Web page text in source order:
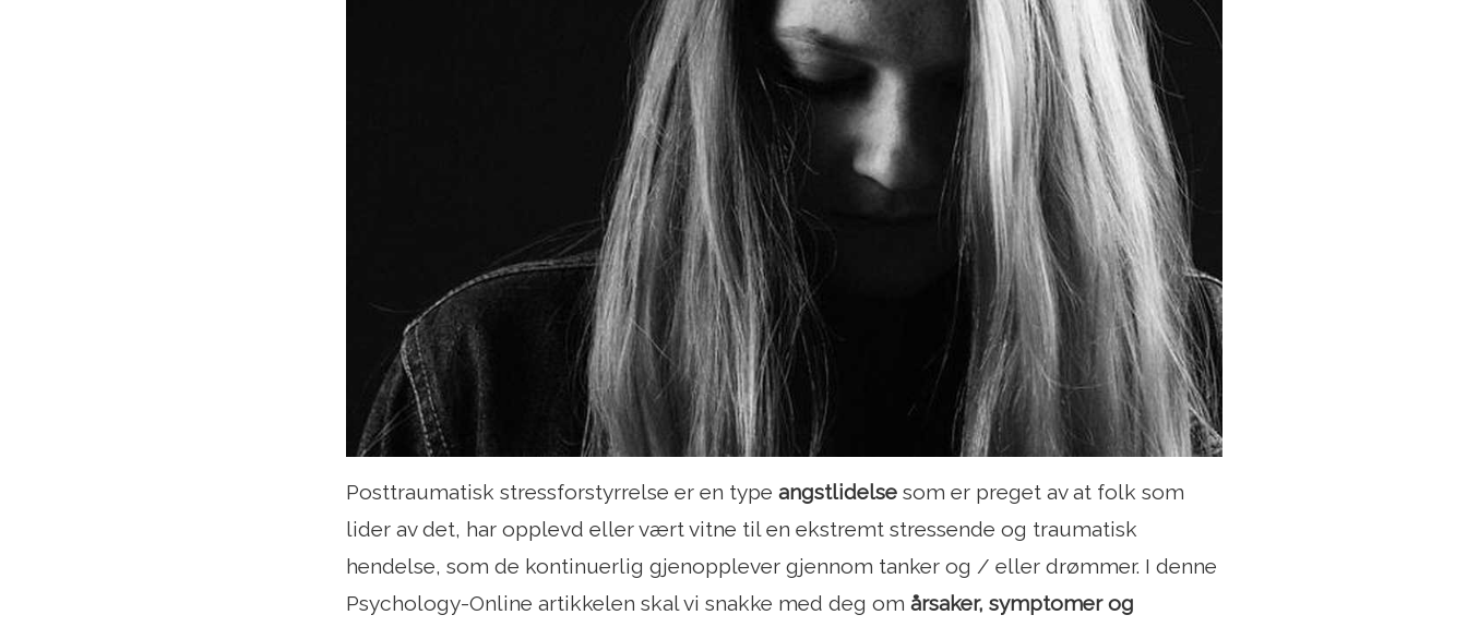
Posttraumatisk stressforstyrrelse er en type angstlidelse som er preget av at folk som
lider av det, har opplevd eller vært vitne til en ekstremt stressende og traumatisk
hendelse, som de kontinuerlig gjenopplever gjennom tanker og / eller drømmer. I denne
Psychology-Online artikkelen skal vi snakke med deg om årsaker, symptomer og